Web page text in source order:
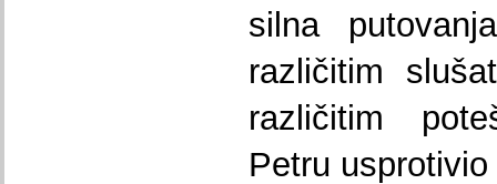
silna
različitim
različitim
Petru